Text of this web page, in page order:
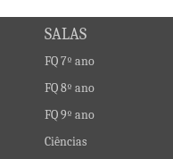
SALAS
FQ 7º ano
FQ 8º ano
FQ 9º ano
Ciências